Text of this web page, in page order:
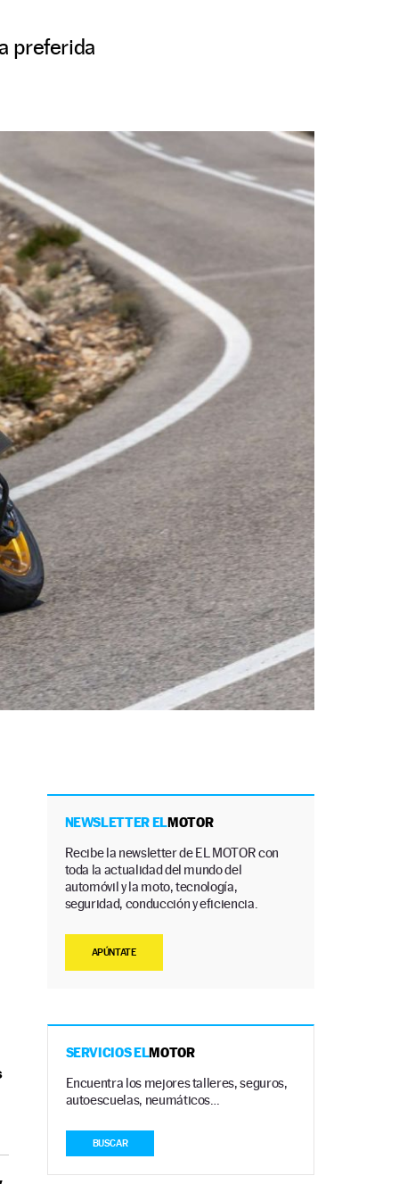
preferida
NEWSLETTER ELMOTOR
Recibe la newsletter de EL MOTOR con
toda la actualidad del mundo del
automóvil y la moto, tecnología,
seguridad, conducción y eficiencia.
APÚNTATE
SERVICIOS ELMOTOR
Encuentra los mejores talleres, seguros,
autoescuelas, neumáticos…
BUSCAR